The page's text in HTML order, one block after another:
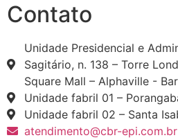
Contato
Unidade Presidencial e
Sagitário, n. 138 – Torre
Square Mall – Alphaville -
Unidade fabril 01 –
Unidade fabril 02 – Santa
atendimento@cbr-epi.com.br